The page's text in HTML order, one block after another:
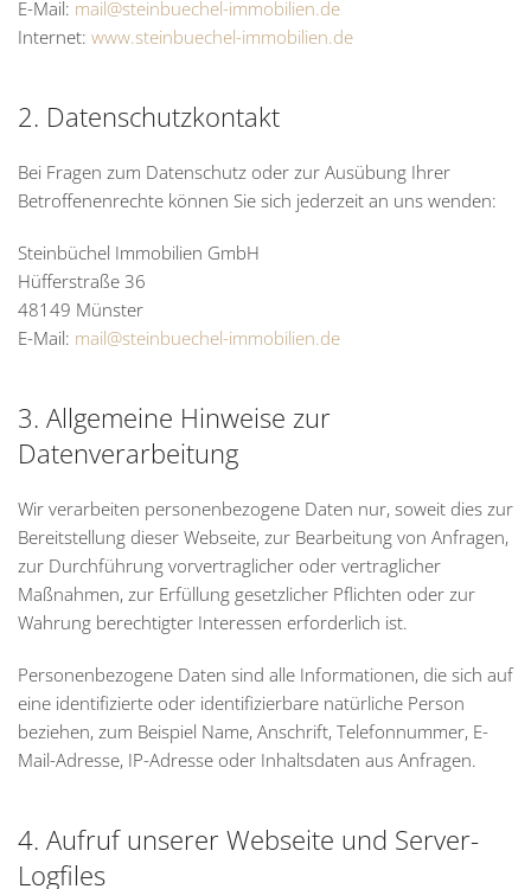
E-Mail: mail@steinbuechel-immobilien.de
Internet: www.steinbuechel-immobilien.de
2. Datenschutzkontakt
Bei Fragen zum Datenschutz oder zur Ausübung Ihrer
Betroffenenrechte können Sie sich jederzeit an uns wenden:
Steinbüchel Immobilien GmbH
Hüfferstraße 36
48149 Münster
E-Mail: mail@steinbuechel-immobilien.de
3. Allgemeine Hinweise zur
Datenverarbeitung
Wir verarbeiten personenbezogene Daten nur, soweit dies zur
Bereitstellung dieser Webseite, zur Bearbeitung von Anfragen,
zur Durchführung vorvertraglicher oder vertraglicher
Maßnahmen, zur Erfüllung gesetzlicher Pflichten oder zur
Wahrung berechtigter Interessen erforderlich ist.
Personenbezogene Daten sind alle Informationen, die sich auf
eine identifizierte oder identifizierbare natürliche Person
beziehen, zum Beispiel Name, Anschrift, Telefonnummer, E-
Mail-Adresse, IP-Adresse oder Inhaltsdaten aus Anfragen.
4. Aufruf unserer Webseite und Server-
Logfiles